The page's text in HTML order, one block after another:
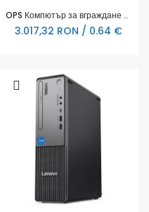
OPS Компютър за вграждане BenQ I5 12TH / WIN 11 TRIAL VERSION, 4GB X 2 / 256GB PDP TEY41 BLACK
3.017,32 RON / 0.64 €